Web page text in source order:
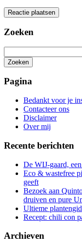
Zoeken
Zoeken
zoeken
Pagina
Bedankt voor je
Contacteer ons
Disclaimer
Over mij
Recente berichten
De WIJ-gaard,
Eco & wastefree
geeft
Bezoek aan
druiven en pure
Ultieme
Recept: chili con
Archieven